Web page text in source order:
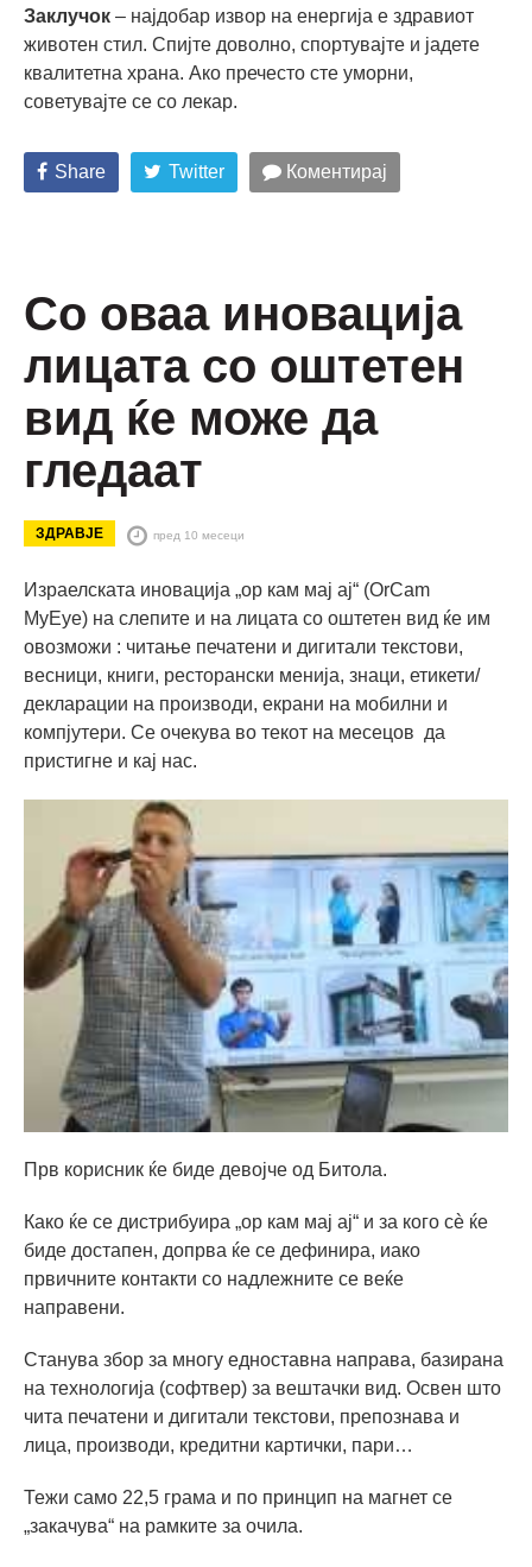
Заклучок – најдобар извор на енергија е здравиот
животен стил. Спијте доволно, спортувајте и јадете
квалитетна храна. Ако пречесто сте уморни,
советувајте се со лекар.
Share Twitter Коментирај
Со оваа иновација
лицата со оштетен
вид ќе може да
гледаат
ЗДРАВЈЕ пред 10 месеци
Израелската иновација „ор кам мај ај“ (OrCam
MyEye) на слепите и на лицата со оштетен вид ќе им
овозможи : читање печатени и дигитали текстови,
весници, книги, ресторански менија, знаци, етикети/
декларации на производи, екрани на мобилни и
компјутери. Се очекува во текот на месецов да
пристигне и кај нас.
Прв корисник ќе биде девојче од Битола.
Како ќе се дистрибуира „ор кам мај ај“ и за кого сè ќе
биде достапен, допрва ќе се дефинира, иако
првичните контакти со надлежните се веќе
направени.
Станува збор за многу едноставна направа, базирана
на технологија (софтвер) за вештачки вид. Освен што
чита печатени и дигитали текстови, препознава и
лица, производи, кредитни картички, пари…
Тежи само 22,5 грама и по принцип на магнет се
„закачува“ на рамките за очила.